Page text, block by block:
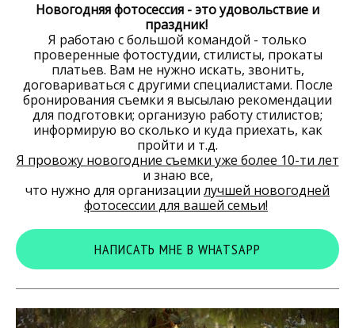
Новогодняя фотосессия - это удовольствие и
праздник!
Я работаю с большой командой - только
проверенные фотостудии, стилисты, прокаты
платьев. Вам не нужно искать, звонить,
договариваться с другими специалистами. После
бронирования съемки я высылаю рекомендации
для подготовки; организую работу стилистов;
информирую во сколько и куда приехать, как
пройти и т.д.
Я провожу новогодние съемки уже более 10-ти лет
и знаю все,
что нужно для организации лучшей новогодней
фотосессии для вашей семьи!
НАПИСАТЬ МНЕ В WHATSAPP